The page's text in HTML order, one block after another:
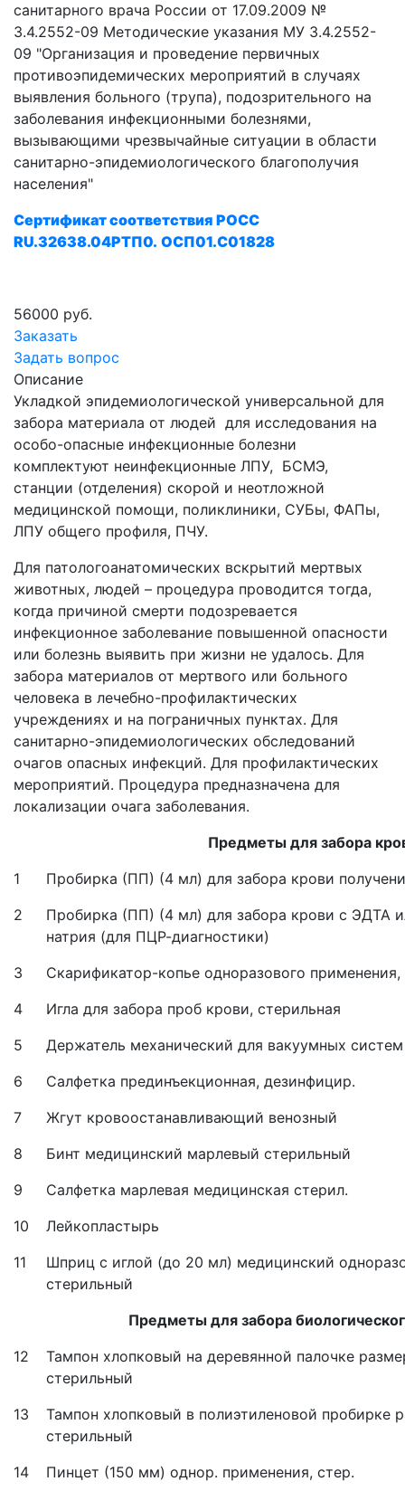
санитарного врача России от 17.09.2009 №
3.4.2552-09 Методические указания МУ 3.4.2552-
09 "Организация и проведение первичных
противоэпидемических мероприятий в случаях
выявления больного (трупа), подозрительного на
заболевания инфекционными болезнями,
вызывающими чрезвычайные ситуации в области
санитарно-эпидемиологического благополучия
населения"
Сертификат соответствия РОСС
RU.З2638.04РТП0. OCП01.С01828
56000 руб.
Заказать
Задать вопрос
Описание
Укладкой эпидемиологической универсальной для
забора материала от людей для исследования на
особо-опасные инфекционные болезни
комплектуют неинфекционные ЛПУ, БСМЭ,
станции (отделения) скорой и неотложной
медицинской помощи, поликлиники, СУБы, ФАПы,
ЛПУ общего профиля, ПЧУ.
Для патологоанатомических вскрытий мертвых
животных, людей – процедура проводится тогда,
когда причиной смерти подозревается
инфекционное заболевание повышенной опасности
или болезнь выявить при жизни не удалось. Для
забора материалов от мертвого или больного
человека в лечебно-профилактических
учреждениях и на пограничных пунктах. Для
санитарно-эпидемиологических обследований
очагов опасных инфекций. Для профилактических
мероприятий. Процедура предназначена для
локализации очага заболевания.
Предметы для забора
1
Пробирка (ПП) (4 мл) для забора крови
2
Пробирка (ПП) (4 мл) для забора крови с ЭДТА
натрия (для ПЦР-диагностики)
3
Скарификатор-копье одноразового
4
Игла для забора проб крови, стерильная
5
Держатель механический для вакуумных систем
6
Салфетка прединъекционная, дезинфицир.
7
Жгут кровоостанавливающий венозный
8
Бинт медицинский марлевый стерильный
9
Салфетка марлевая медицинская стерил.
10
Лейкопластырь
11
Шприц с иглой (до 20 мл) медицинский
стерильный
Предметы для забора
12
Тампон хлопковый на деревянной палочке
стерильный
13
Тампон хлопковый в полиэтиленовой пробирке
стерильный
14
Пинцет (150 мм) однор. применения, стер.